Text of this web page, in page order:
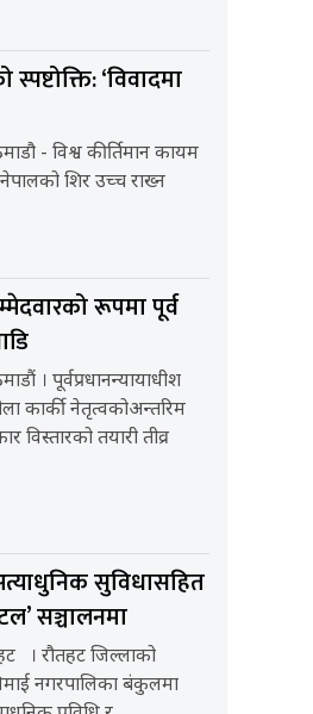
‘विवादमा
- विश्व कीर्तिमान कायम
शिर उच्च राख्न
रूपमा पूर्व
। पूर्वप्रधानन्यायाधीश
कार्की नेतृत्वकोअन्तरिम
विस्तारको तयारी तीव्र
सुविधासहित
सञ्चालनमा
। रौतहट जिल्लाको
नगरपालिका बंकुलमा